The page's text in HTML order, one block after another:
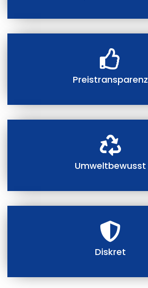
Preistransparenz
Umweltbewusst
Diskret